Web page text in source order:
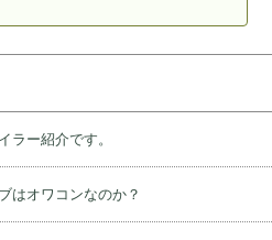
ラー紹介です。
はオワコンなのか？